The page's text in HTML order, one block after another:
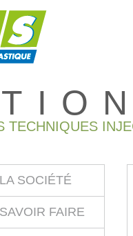
TECHNIQUES
LA SOCIÉTÉ
SAVOIR FAIRE